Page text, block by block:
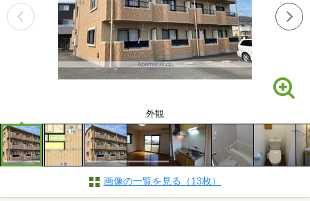
外観
画像の一覧を見る（13枚）